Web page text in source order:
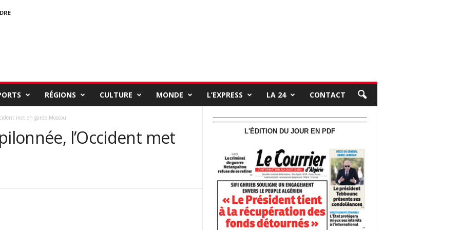
RÉGIONS CULTURE MONDE L’EXPRESS LA 24 CONTACT
met en garde Moscou
l’Occident met
L'ÉDITION DU JOUR EN PDF